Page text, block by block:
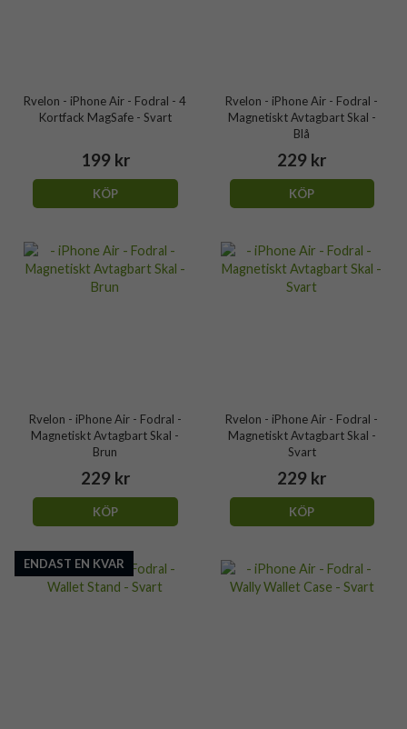
Rvelon - iPhone Air - Fodral - 4
Kortfack MagSafe - Svart
199 kr
KÖP
Rvelon - iPhone Air - Fodral -
Magnetiskt Avtagbart Skal -
Blå
229 kr
KÖP
Rvelon - iPhone Air - Fodral -
Magnetiskt Avtagbart Skal -
Brun
229 kr
KÖP
Rvelon - iPhone Air - Fodral -
Magnetiskt Avtagbart Skal -
Svart
229 kr
KÖP
ENDAST EN KVAR